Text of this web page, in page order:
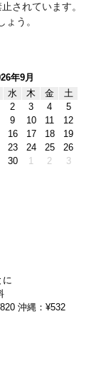
されています。
う。
年9月
水 木 金
土
2 3 4
5
9 10 11
12
16 17 18
19
23 24 25
26
30 1 2 3
に
沖縄：¥532